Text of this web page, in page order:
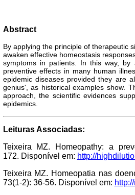
Abstract
By applying the principle of therapeutic
awaken effective homeostasis
symptoms in patients. In this way, by
preventive effects in many human
epidemic diseases provided they are
genius', as historical examples show.
approach, the scientific evidences
epidemics.
Leituras Associadas:
Teixeira MZ. Homeopathy: a
172. Disponível em: http://
Teixeira MZ. Homeopatia nas
73(1-2): 36-56. Disponível em: